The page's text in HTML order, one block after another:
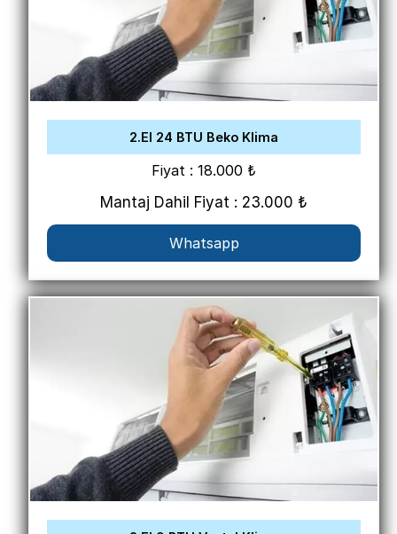
2.El 24 BTU Beko Klima
Fiyat : 18.000 ₺
Mantaj Dahil Fiyat : 23.000 ₺
Whatsapp